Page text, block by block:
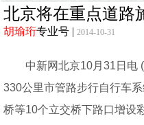
北京将在重点道路
胡瑜珩专业号 | 2014-10-31
中新网北京10月31日电
330公里市管路步行自行车
桥等10个立交桥下路口增设